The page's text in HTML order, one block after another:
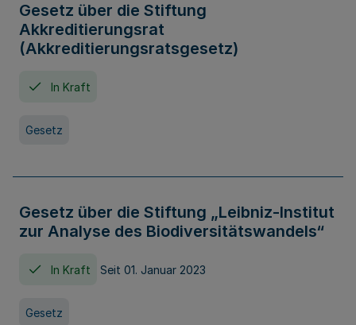
Gesetz über die Stiftung
Akkreditierungsrat
(Akkreditierungsratsgesetz)
In Kraft
Gesetz
Gesetz über die Stiftung „Leibniz-Institut
zur Analyse des Biodiversitätswandels“
In Kraft Seit 01. Januar 2023
Gesetz